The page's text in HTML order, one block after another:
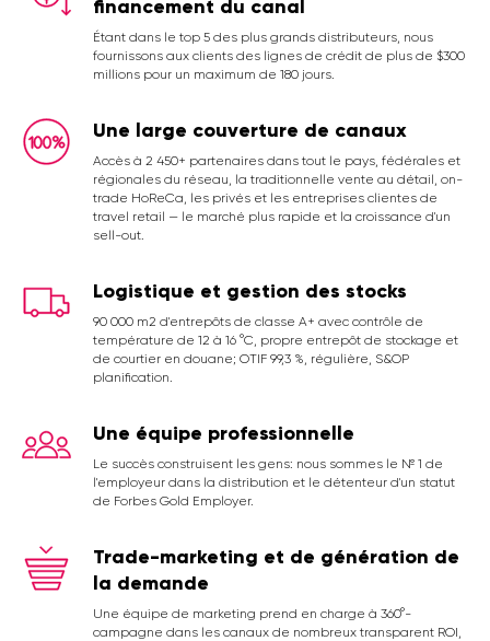
financement du canal
Étant dans le top 5 des plus grands distributeurs, nous
fournissons aux clients des lignes de crédit de plus de $300
millions pour un maximum de 180 jours.
Une large couverture de canaux
Accès à 2 450+ partenaires dans tout le pays, fédérales et
régionales du réseau, la traditionnelle vente au détail, on-
trade HoReCa, les privés et les entreprises clientes de
travel retail — le marché plus rapide et la croissance d'un
sell-out.
Logistique et gestion des stocks
90 000 m2 d'entrepôts de classe A+ avec contrôle de
température de 12 à 16 °C, propre entrepôt de stockage et
de courtier en douane; OTIF 99,3 %, régulière, S&OP
planification.
Une équipe professionnelle
Le succès construisent les gens: nous sommes le № 1 de
l'employeur dans la distribution et le détenteur d'un statut
de Forbes Gold Employer.
Trade-marketing et de génération de
la demande
Une équipe de marketing prend en charge à 360°-
campagne dans les canaux de nombreux transparent ROI,